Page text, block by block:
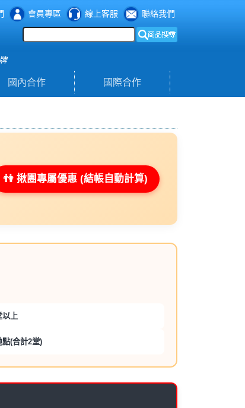
會員專區 線上客服 聯絡我們
國內合作 國際合作
👫 揪團專屬優惠 (結帳自動計算)
以上
點(合計2堂)